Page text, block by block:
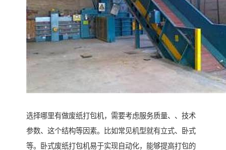
选择哪里有做废纸打包机，需要考虑服务质量、、技术
参数、这个结构等因素。比如常见机型就有立式、卧式
等。卧式废纸打包机易于实现自动化，能够提高打包的